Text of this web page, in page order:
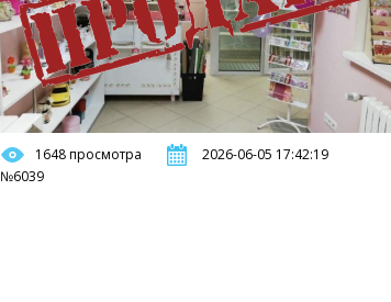
1648 просмотра
2026-06-05 17:42:19
№6039